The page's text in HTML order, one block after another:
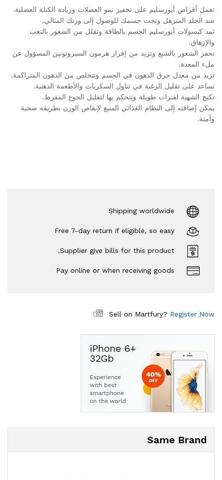
تعمل أقراص أيورسليم على تحفيز نمو العضلات وزيادة الكتلة العضلية.
شد الجلد المترهل ونحت جسمك للوصول إلى وزنك المثالي.
تمد كبسولات أيورسليم الجسم بالطاقة وتقلل من الشعور بالتعب
والإرهاق.
تحفز الشعور بالشبع وتزيد من إفراز هرمون السيروتونين المسؤول عن
ملء المعدة.
تزيد من معدل حرق الدهون في الجسم وتتخلص من الدهون المتراكمة.
تساعد على تقليل الرغبة في تناول السكريات والأطعمة الدهنية.
تكبح الشهية لفترات طويلة وتتحكم بها لتقليل الجوع المفرط.
يمكن إضافته إلى النظام الغذائي المتبع لإنقاص الوزن بطريقة صحية
وآمنة.
Shipping worldwide
Free 7-day return if eligible, so easy
Supplier give bills for this product.
Pay online or when receiving goods
Sell on Martfury? Register Now!
Same Brand